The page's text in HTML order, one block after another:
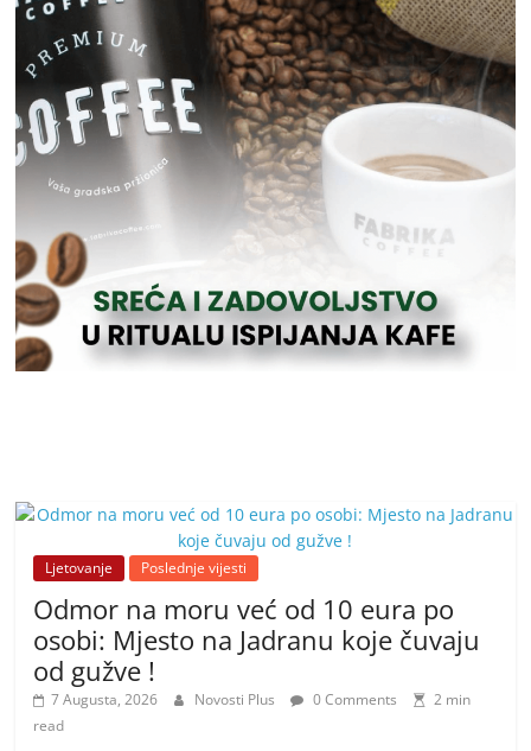
Ljetovanje Poslednje vijesti
Odmor na moru već od 10 eura po
osobi: Mjesto na Jadranu koje čuvaju
od gužve !
7 Augusta, 2026 Novosti Plus 0 Comments
2 min
read